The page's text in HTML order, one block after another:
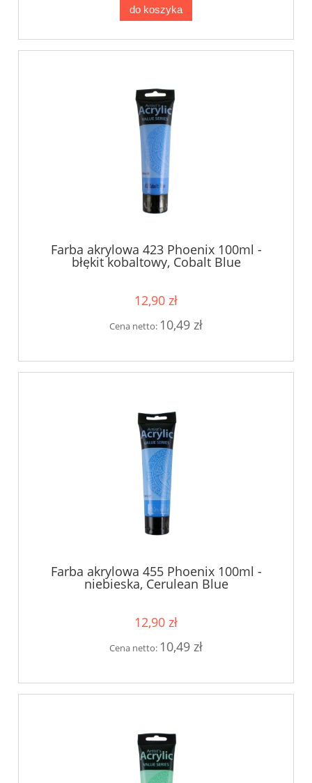
do koszyka
Farba akrylowa 423 Phoenix 100ml -
błękit kobaltowy, Cobalt Blue
12,90 zł
Cena netto: 10,49 zł
Farba akrylowa 455 Phoenix 100ml -
niebieska, Cerulean Blue
12,90 zł
Cena netto: 10,49 zł